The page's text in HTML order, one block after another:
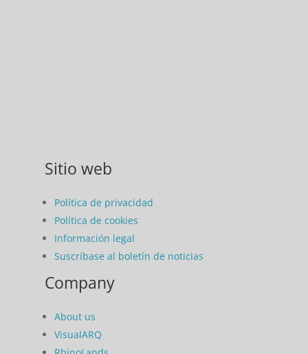
Sitio web
Política de privacidad
Política de cookies
Información legal
Suscríbase al boletín de noticias
Company
About us
VisualARQ